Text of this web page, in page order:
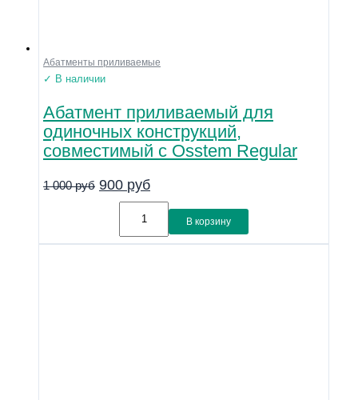
Абатменты приливаемые
✓ В наличии
Абатмент приливаемый для
одиночных конструкций,
совместимый с Osstem Regular
1 000руб 900 руб
В корзину